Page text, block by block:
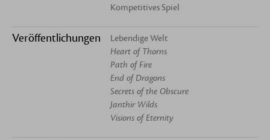
Kompetitives Spiel
Veröffentlichungen
Lebendige Welt
Heart of Thorns
Path of Fire
End of Dragons
Secrets of the Obscure
Janthir Wilds
Visions of Eternity